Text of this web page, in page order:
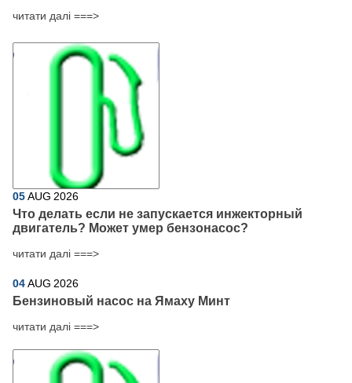
читати далі ===>
05AUG 2026
Что делать если не запускается инжекторный
двигатель? Может умер бензонасос?
читати далі ===>
04AUG 2026
Бензиновый насос на Ямаху Минт
читати далі ===>